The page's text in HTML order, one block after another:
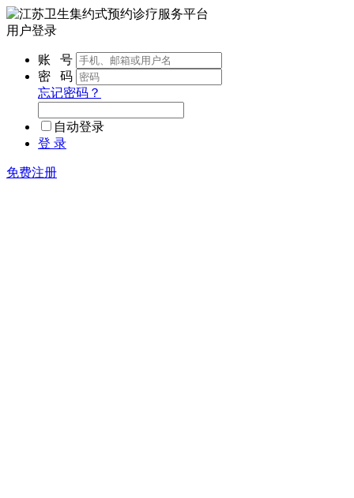
用户登录
账 号
密 码
忘记密码？
自动登录
登 录
免费注册